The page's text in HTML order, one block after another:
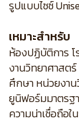
รูปแบบไซซ์
เหมาะสำหรับ
ห้องปฏิบัติการ
งานวิทยาศาสต
ศึกษา หน่วยงา
ยูนิฟอร์มมาตรฐ
ความน่าเชื่อถือ